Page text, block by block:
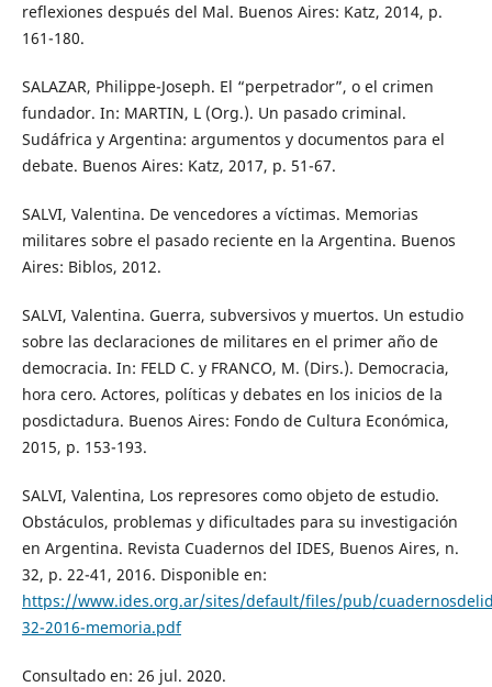
reflexiones después del Mal. Buenos Aires: Katz, 2014, p.
161-180.
SALAZAR, Philippe-Joseph. El “perpetrador”, o el crimen
fundador. In: MARTIN, L (Org.). Un pasado criminal.
Sudáfrica y Argentina: argumentos y documentos para el
debate. Buenos Aires: Katz, 2017, p. 51-67.
SALVI, Valentina. De vencedores a víctimas. Memorias
militares sobre el pasado reciente en la Argentina. Buenos
Aires: Biblos, 2012.
SALVI, Valentina. Guerra, subversivos y muertos. Un estudio
sobre las declaraciones de militares en el primer año de
democracia. In: FELD C. y FRANCO, M. (Dirs.). Democracia,
hora cero. Actores, políticas y debates en los inicios de la
posdictadura. Buenos Aires: Fondo de Cultura Económica,
2015, p. 153-193.
SALVI, Valentina, Los represores como objeto de estudio.
Obstáculos, problemas y dificultades para su investigación
en Argentina. Revista Cuadernos del IDES, Buenos Aires, n.
32, p. 22-41, 2016. Disponible en:
https://www.ides.org.ar/sites/default/files/pub/
32-2016-memoria.pdf
Consultado en: 26 jul. 2020.